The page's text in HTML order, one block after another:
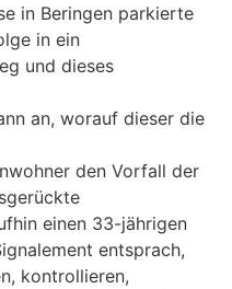
in Beringen parkierte
in ein
und dieses
an, worauf dieser die
den Vorfall der
einen 33-jährigen
entsprach,
kontrollieren,